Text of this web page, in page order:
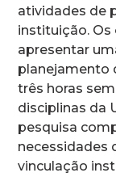
atividades de
instituição.
apresentar
planejamento
três horas
disciplinas da
pesquisa
necessidades
vinculação